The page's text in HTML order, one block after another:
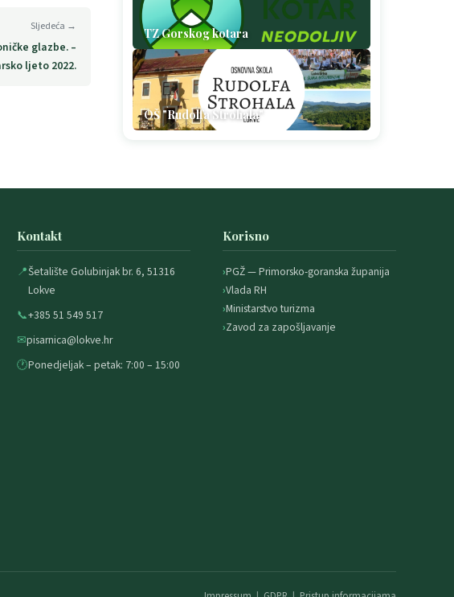
Sljedeća →
glazbe. –
ljeto 2022.
TZ Gorskog kotara
OŠ "Rudolfa Strohala"
Kontakt
📍Šetalište Golubinjak br. 6, 51316
Lokve
📞+385 51 549 517
✉pisarnica@lokve.hr
🕐Ponedjeljak – petak: 7:00 – 15:00
Korisno
PGŽ — Primorsko-goranska županija
Vlada RH
Ministarstvo turizma
Zavod za zapošljavanje